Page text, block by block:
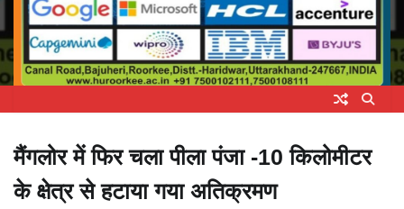
मैंगलोर में फिर चला पीला पंजा -10 किलोमीटर
के क्षेत्र से हटाया गया अतिक्रमण